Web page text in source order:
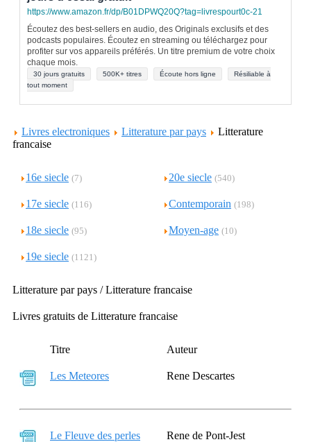
https://www.amazon.fr/dp/B01DPWQ20Q?tag=livrespourt0c-21
Écoutez des best-sellers en audio, des Originals exclusifs et des
podcasts populaires. Écoutez en streaming ou téléchargez pour
profiter sur vos appareils préférés. Un titre premium de votre choix
chaque mois.
30 jours gratuits 500K+ titres Écoute hors ligne
Résiliable à
tout moment
Livres electroniques Litterature par pays
Litterature
francaise
16e siecle (7) 20e siecle (540)
17e siecle (116) Contemporain (198)
18e siecle (95) Moyen-age (10)
19e siecle (1121)
Litterature par pays / Litterature francaise
Livres gratuits de Litterature francaise
Titre Auteur
Les Meteores Rene Descartes
Le Fleuve des perles Rene de Pont-Jest